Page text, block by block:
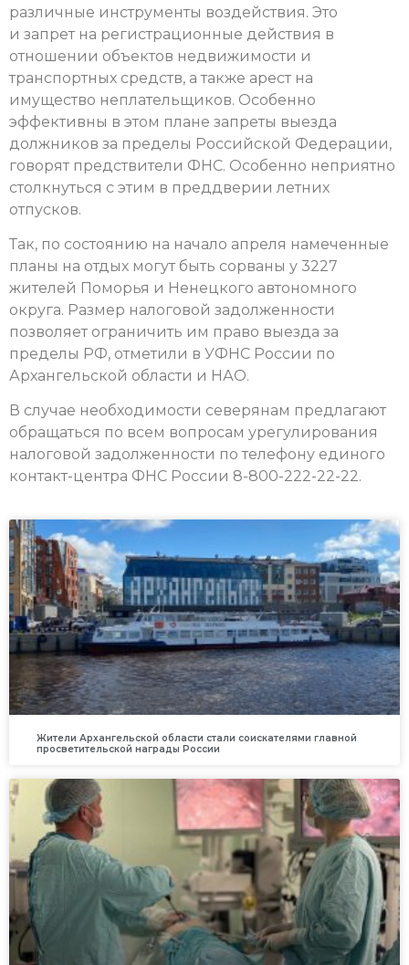
различные инструменты воздействия. Это
и запрет на регистрационные действия в
отношении объектов недвижимости и
транспортных средств, а также арест на
имущество неплательщиков. Особенно
эффективны в этом плане запреты выезда
должников за пределы Российской Федерации,
говорят предствители ФНС. Особенно неприятно
столкнуться с этим в преддверии летних
отпусков.
Так, по состоянию на начало апреля намеченные
планы на отдых могут быть сорваны у 3227
жителей Поморья и Ненецкого автономного
округа. Размер налоговой задолженности
позволяет ограничить им право выезда за
пределы РФ, отметили в УФНС России по
Архангельской области и НАО.
В случае необходимости северянам предлагают
обращаться по всем вопросам урегулирования
налоговой задолженности по телефону единого
контакт-центра ФНС России 8-800-222-22-22.
Жители Архангельской области стали соискателями главной
просветительской награды России